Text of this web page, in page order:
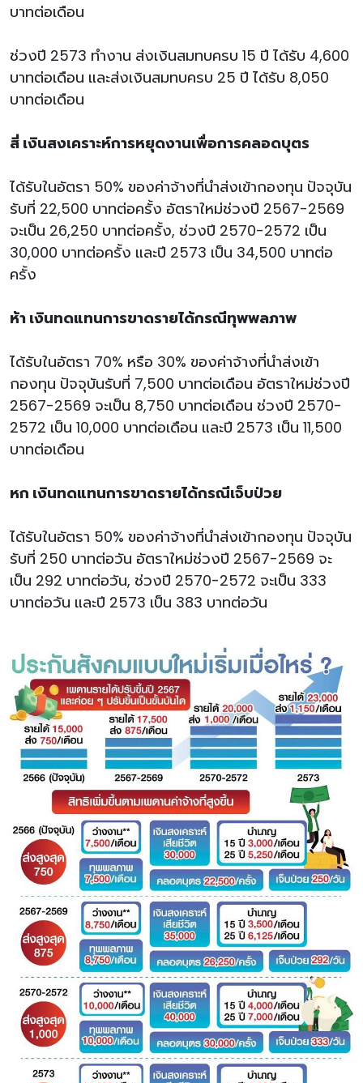
บาทต่อเดือน
ช่วงปี 2573 ทำงาน ส่งเงินสมทบครบ 15 ปี ได้รับ 4,600
บาทต่อเดือน และส่งเงินสมทบครบ 25 ปี ได้รับ 8,050
บาทต่อเดือน
สี่ เงินสงเคราะห์การหยุดงานเพื่อการคลอดบุตร
ได้รับในอัตรา 50% ของค่าจ้างที่นำส่งเข้ากองทุน ปัจจุบัน
รับที่ 22,500 บาทต่อครั้ง อัตราใหม่ช่วงปี 2567-2569
จะเป็น 26,250 บาทต่อครั้ง, ช่วงปี 2570-2572 เป็น
30,000 บาทต่อครั้ง และปี 2573 เป็น 34,500 บาทต่อ
ครั้ง
ห้า เงินทดแทนการขาดรายได้กรณีทุพพลภาพ
ได้รับในอัตรา 70% หรือ 30% ของค่าจ้างที่นำส่งเข้า
กองทุน ปัจจุบันรับที่ 7,500 บาทต่อเดือน อัตราใหม่ช่วงปี
2567-2569 จะเป็น 8,750 บาทต่อเดือน ช่วงปี 2570-
2572 เป็น 10,000 บาทต่อเดือน และปี 2573 เป็น 11,500
บาทต่อเดือน
หก เงินทดแทนการขาดรายได้กรณีเจ็บป่วย
ได้รับในอัตรา 50% ของค่าจ้างที่นำส่งเข้ากองทุน ปัจจุบัน
รับที่ 250 บาทต่อวัน อัตราใหม่ช่วงปี 2567-2569 จะ
เป็น 292 บาทต่อวัน, ช่วงปี 2570-2572 จะเป็น 333
บาทต่อวัน และปี 2573 เป็น 383 บาทต่อวัน